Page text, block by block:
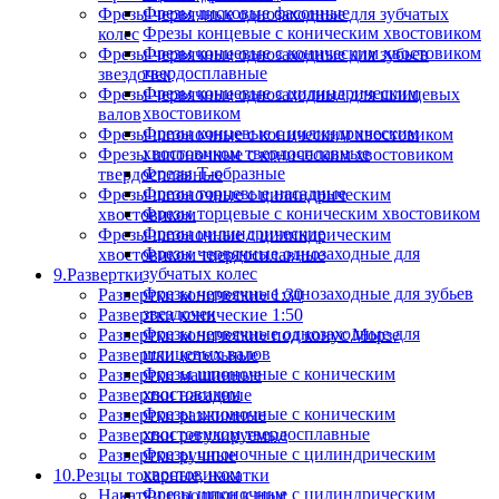
Фрезы червячные однозаходные для зубчатых
колес
Фрезы червячные однозаходные для зубьев
звездочек
Фрезы червячные однозаходные для шлицевых
валов
Фрезы шпоночные с коническим хвостовиком
Фрезы шпоночные с коническим хвостовиком
твердосплавные
Фрезы шпоночные с цилиндрическим
хвостовиком
Фрезы шпоночные с цилиндрическим
хвостовиком твердосплавные
9.Развертки
Развертки конические 1:30
Развертки конические 1:50
Развертки конические под конус Морзе
Развертки котельные
Развертки машинные
Развертки насадные
Развертки разжимные
Развертки регулируемые
Развертки ручные
10.Резцы токарные, накатки
Накатки и ролики к ним
Фрезы дисковые фасонные
Фрезы концевые с коническим хвостовиком
Фрезы концевые с коническим хвостовиком
твердосплавные
Фрезы концевые с цилиндрическим
хвостовиком
Фрезы концевые с цилиндрическим
хвостовиком твердосплавные
Фрезы Т-образные
Фрезы торцевые насадные
Фрезы торцевые с коническим хвостовиком
Фрезы цилиндрические
Фрезы червячные однозаходные для
зубчатых колес
Фрезы червячные однозаходные для зубьев
звездочек
Фрезы червячные однозаходные для
шлицевых валов
Фрезы шпоночные с коническим
хвостовиком
Фрезы шпоночные с коническим
хвостовиком твердосплавные
Фрезы шпоночные с цилиндрическим
хвостовиком
Фрезы шпоночные с цилиндрическим